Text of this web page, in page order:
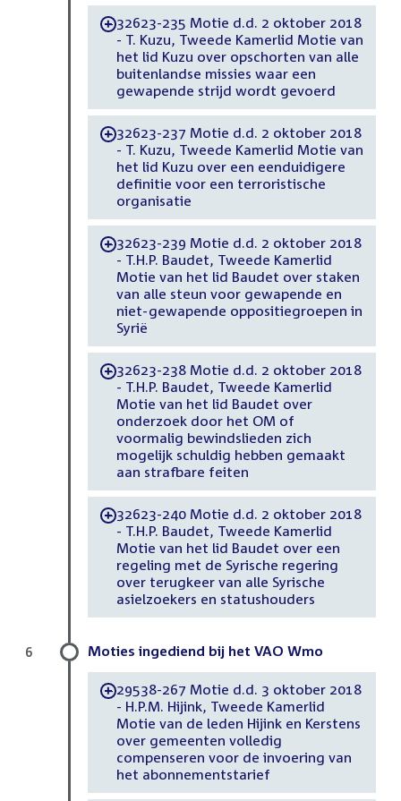
-32623-235 Motie d.d. 2 oktober 2018
- T. Kuzu, Tweede Kamerlid Motie van
het lid Kuzu over opschorten van alle
buitenlandse missies waar een
gewapende strijd wordt gevoerd
-32623-237 Motie d.d. 2 oktober 2018
- T. Kuzu, Tweede Kamerlid Motie van
het lid Kuzu over een eenduidigere
definitie voor een terroristische
organisatie
-32623-239 Motie d.d. 2 oktober 2018
- T.H.P. Baudet, Tweede Kamerlid
Motie van het lid Baudet over staken
van alle steun voor gewapende en
niet-gewapende oppositiegroepen in
Syrië
-32623-238 Motie d.d. 2 oktober 2018
- T.H.P. Baudet, Tweede Kamerlid
Motie van het lid Baudet over
onderzoek door het OM of
voormalig bewindslieden zich
mogelijk schuldig hebben gemaakt
aan strafbare feiten
-32623-240 Motie d.d. 2 oktober 2018
- T.H.P. Baudet, Tweede Kamerlid
Motie van het lid Baudet over een
regeling met de Syrische regering
over terugkeer van alle Syrische
asielzoekers en statushouders
Moties ingediend bij het VAO Wmo
-29538-267 Motie d.d. 3 oktober 2018
- H.P.M. Hijink, Tweede Kamerlid
Motie van de leden Hijink en Kerstens
over gemeenten volledig
compenseren voor de invoering van
het abonnementstarief
6